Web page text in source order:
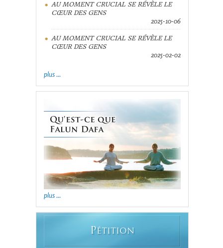
AU MOMENT CRUCIAL SE RÉVÈLE LE
CŒUR DES GENS
2025-10-06
AU MOMENT CRUCIAL SE RÉVÈLE LE
CŒUR DES GENS
2025-02-02
plus ...
plus ...
PÉTITION